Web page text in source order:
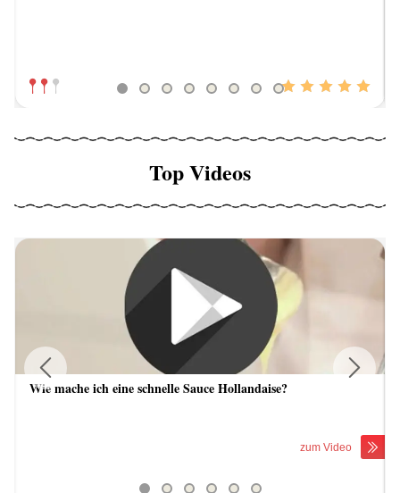
Top Videos
Wie mache ich eine schnelle Sauce Hollandaise?
zum Video
Previous